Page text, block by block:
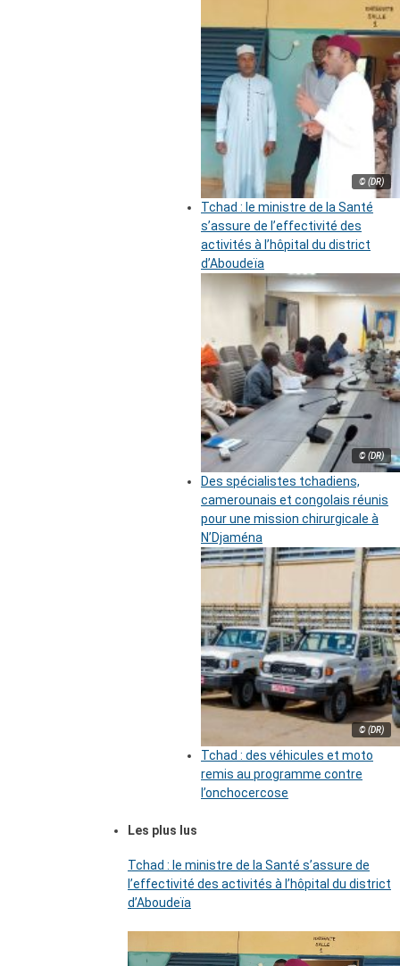
© (DR)
Tchad : le ministre de la Santé
s’assure de l’effectivité des
activités à l’hôpital du district
d’Aboudeïa
© (DR)
Des spécialistes tchadiens,
camerounais et congolais réunis
pour une mission chirurgicale à
N’Djaména
© (DR)
Tchad : des véhicules et moto
remis au programme contre
l’onchocercose
Les plus lus
Tchad : le ministre de la Santé s’assure de
l’effectivité des activités à l’hôpital du district
d’Aboudeïa